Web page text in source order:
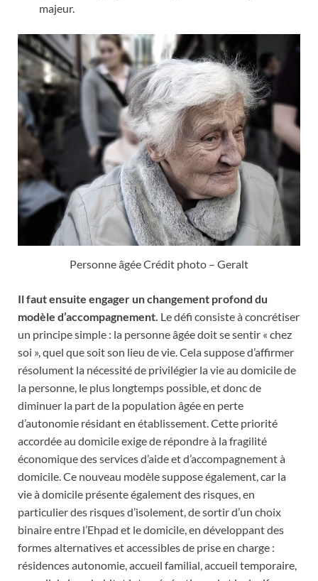
majeur.
Personne âgée Crédit photo – Geralt
Il faut ensuite engager un changement profond du
modèle d’accompagnement. Le défi consiste à concrétiser
un principe simple : la personne âgée doit se sentir « chez
soi », quel que soit son lieu de vie. Cela suppose d’affirmer
résolument la nécessité de privilégier la vie au domicile de
la personne, le plus longtemps possible, et donc de
diminuer la part de la population âgée en perte
d’autonomie résidant en établissement. Cette priorité
accordée au domicile exige de répondre à la fragilité
économique des services d’aide et d’accompagnement à
domicile. Ce nouveau modèle suppose également, car la
vie à domicile présente également des risques, en
particulier des risques d’isolement, de sortir d’un choix
binaire entre l’Ehpad et le domicile, en développant des
formes alternatives et accessibles de prise en charge :
résidences autonomie, accueil familial, accueil temporaire,